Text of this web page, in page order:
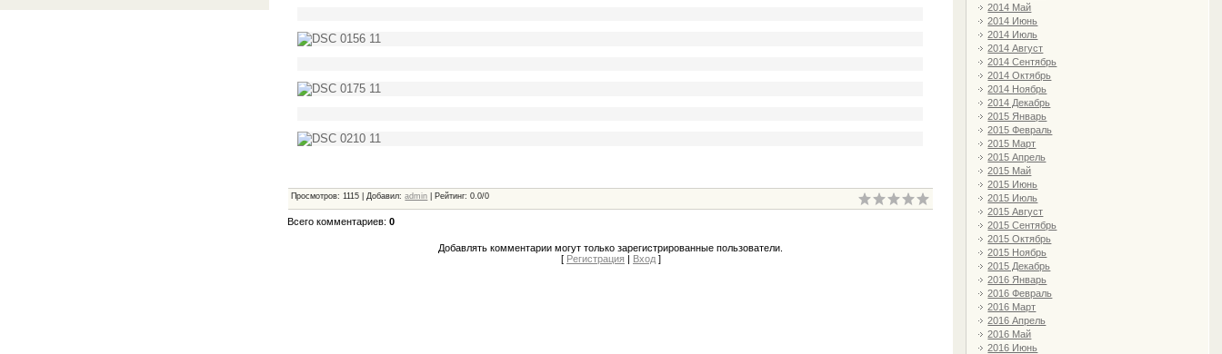
2014 Май
2014 Июнь
2014 Июль
2014 Август
2014 Сентябрь
2014 Октябрь
2014 Ноябрь
2014 Декабрь
2015 Январь
2015 Февраль
2015 Март
2015 Апрель
2015 Май
2015 Июнь
2015 Июль
2015 Август
2015 Сентябрь
2015 Октябрь
2015 Ноябрь
2015 Декабрь
2016 Январь
2016 Февраль
2016 Март
2016 Апрель
2016 Май
2016 Июнь
Просмотров: 1115 Добавил: admin Рейтинг: 0.0/0
Всего комментариев:0
Добавлять комментарии могут только зарегистрированные пользователи.
[ Регистрация | Вход]